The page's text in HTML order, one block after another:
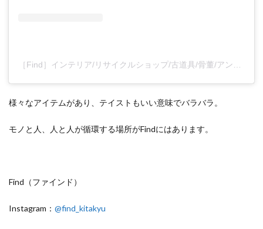
［Find］インテリア/リサイクルショップ/古道具/骨董/アンティーク/家具/古本/北九州/小倉/福岡(@find_kitakyu)がシェアした投稿
様々なアイテムがあり、テイストもいい意味でバラバラ。
モノと人、人と人が循環する場所がFindにはあります。
Find（ファインド）
Instagram： @find_kitakyu